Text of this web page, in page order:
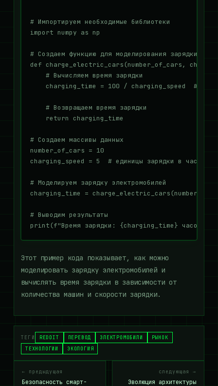
# Импортируем необходимые библиотеки
import numpy as np
# Создаем функцию для моделирования зарядки
def charge_electric_cars(number_of_cars,
    # Вычисляем время зарядки
charging_time = 100 / charging_speed  # 100
    # Возвращаем время зарядки
    return charging_time
# Создаем массивы данных
number_of_cars = 10
charging_speed = 5  # единицы зарядки в час
# Моделируем зарядку электромобилей
charging_time =
# Выводим результаты
Этот пример кода показывает, как можно
моделировать зарядку электромобилей и
вычислять время зарядки в зависимости от
количества машин и скорости зарядки.
ТЕГИ REDDIT ПЕРЕВОД ЭЛЕКТРОМОБИЛИ
РЫНОК
ТЕХНОЛОГИИ
ЭКОЛОГИЯ
← предыдущая
Безопасность смарт-
следующая →
Эволюция архитектуры